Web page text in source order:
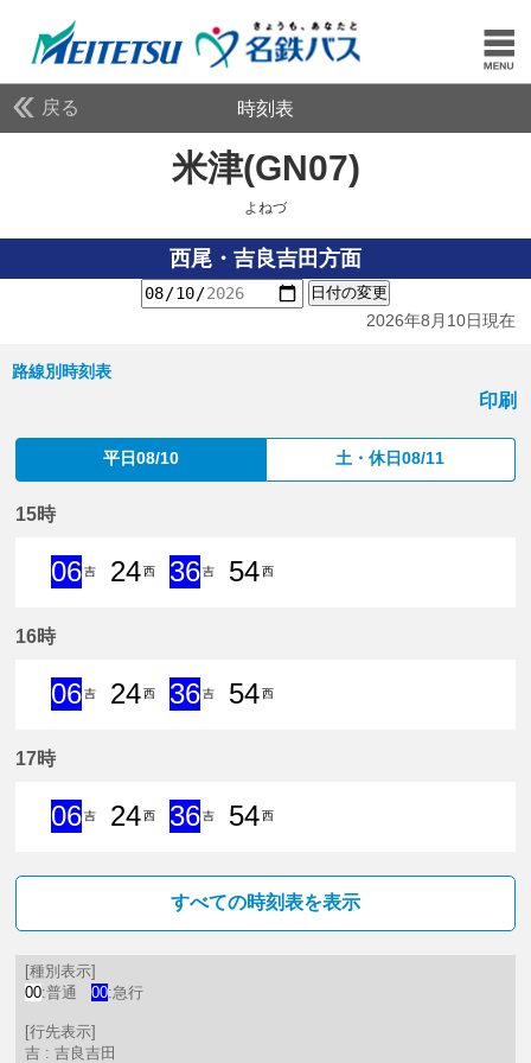
戻る 時刻表
米津(GN07)
よねづ
西尾・吉良吉田方面
日付の変更
2026年8月10日現在
路線別時刻表
印刷
平日08/10 土・休日08/11
15時
06吉
24西
36吉
54西
16時
06吉
24西
36吉
54西
17時
06吉
24西
36吉
54西
すべての時刻表を表示
[種別表示]
00:普通 00:急行
[行先表示]
吉 : 吉良吉田